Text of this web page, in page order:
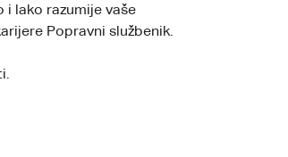
i lako razumije vaše
Popravni službenik.